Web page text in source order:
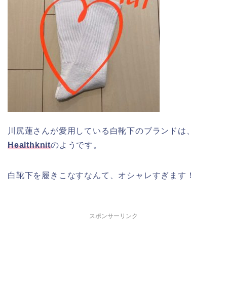
川尻蓮さんが愛用している白靴下のブランドは、
Healthknitのようです。
白靴下を履きこなすなんて、オシャレすぎます！
スポンサーリンク